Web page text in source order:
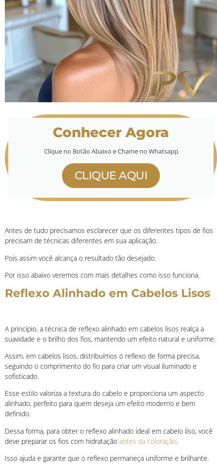
Conhecer Agora
Clique no Botão Abaixo e Chame no Whatsapp
CLIQUE AQUI
Antes de tudo precisamos esclarecer que os diferentes tipos de fios
precisam de técnicas diferentes em sua aplicação.
Pois assim você alcança o resultado tão desejado.
Por isso abaixo veremos com mais detalhes como isso funciona.
Reflexo Alinhado em Cabelos Lisos
A princípio, a técnica de reflexo alinhado em cabelos lisos realça a
suavidade e o brilho dos fios, mantendo um efeito natural e uniforme.
Assim, em cabelos lisos, distribuímos o reflexo de forma precisa,
seguindo o comprimento do fio para criar um visual iluminado e
sofisticado.
Esse estilo valoriza a textura do cabelo e proporciona um aspecto
alinhado, perfeito para quem deseja um efeito moderno e bem
definido.
Dessa forma, para obter o reflexo alinhado ideal em cabelo liso, você
deve preparar os fios com hidratação antes da coloração.
Isso ajuda e garante que o reflexo permaneça uniforme e brilhante.